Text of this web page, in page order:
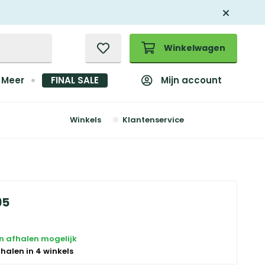
Winkelwagen
Meer FINAL SALE Mijn account
Winkels Klantenservice
afhalen mogelijk
in 4 winkels